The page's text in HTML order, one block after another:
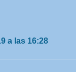
a las 16:28